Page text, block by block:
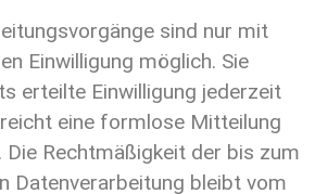
sind nur mit
Einwilligung möglich. Sie
erteilte Einwilligung jederzeit
eine formlose Mitteilung
Die Rechtmäßigkeit der bis zum
Datenverarbeitung bleibt vom